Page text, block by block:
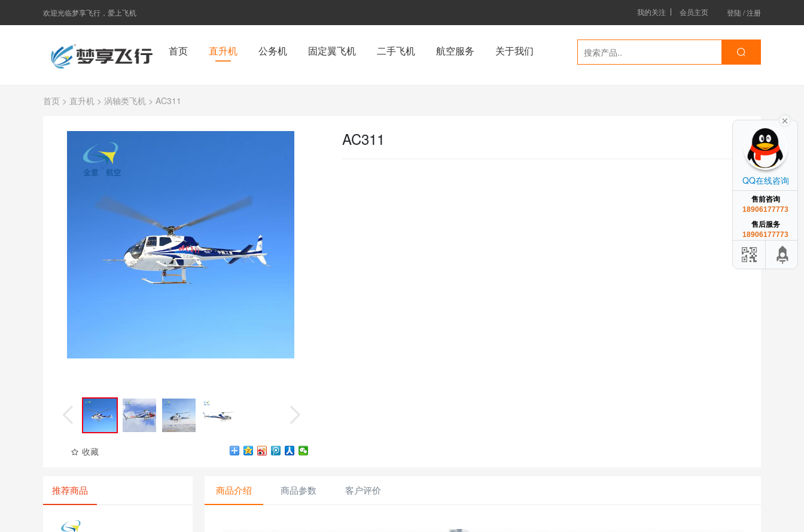
欢迎光临梦享飞行，爱上飞机 我的关注 会员主页 登陆/注册
首页 直升机 公务机 固定翼飞机 二手飞机 航空服务 关于我们
首页 > 直升机 > 涡轴类飞机 > AC311
收藏
AC311
推荐商品 商品介绍 商品参数 客户评价
QQ在线咨询
售前咨询
18906177773
售后服务
18906177773